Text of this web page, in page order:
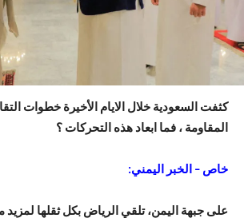
كثفت السعودية خلال الايام الأخيرة خطوات
المقاومة ، فما ابعاد هذه التحركات ؟
خاص – الخبر اليمني:
على جبهة اليمن، تلقي الرياض بكل ثقلها